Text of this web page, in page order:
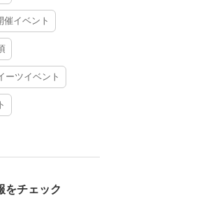
催イベント
ーツイベント
をチェック